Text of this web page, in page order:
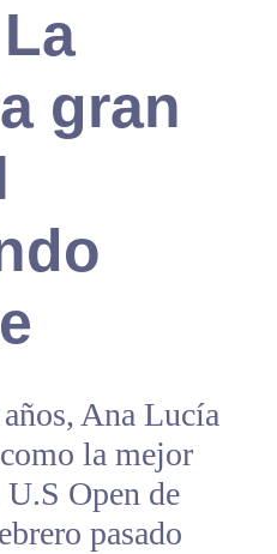
gran
Ana Lucía
la mejor
Open de
pasado